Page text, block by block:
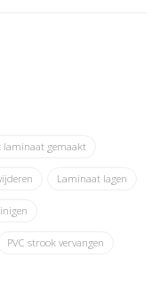
laminaat gemaakt
Laminaat lagen
PVC strook vervangen